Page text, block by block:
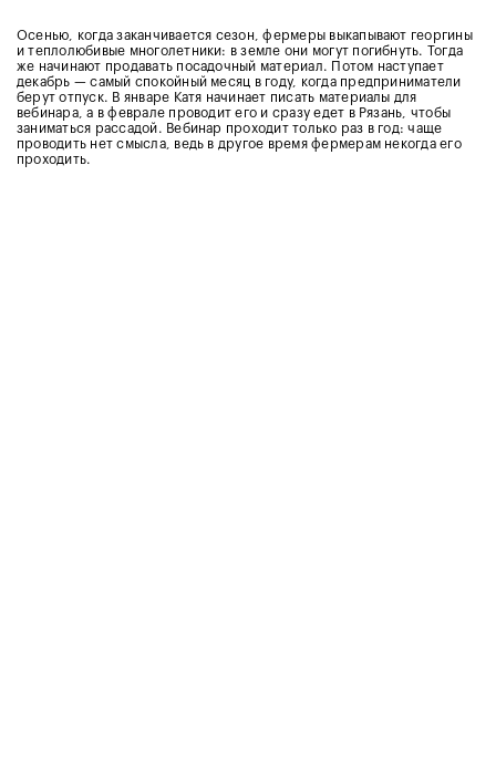
Осенью, когда заканчивается сезон, фермеры выкапывают георгины
и теплолюбивые многолетники: в земле они могут погибнуть. Тогда
же начинают продавать посадочный материал. Потом наступает
декабрь — самый спокойный месяц в году, когда предприниматели
берут отпуск. В январе Катя начинает писать материалы для
вебинара, а в феврале проводит его и сразу едет в Рязань, чтобы
заниматься рассадой. Вебинар проходит только раз в год: чаще
проводить нет смысла, ведь в другое время фермерам некогда его
проходить.